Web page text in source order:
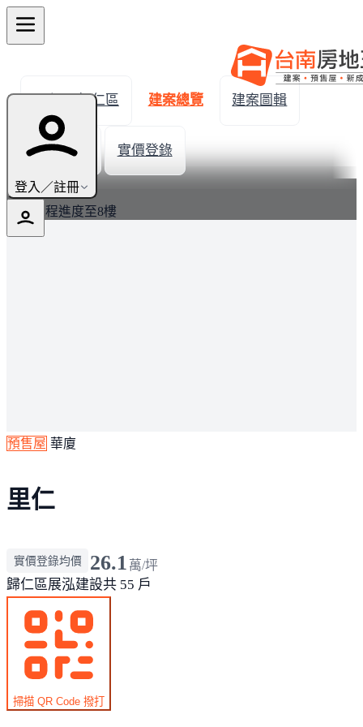
登入／註冊
← 返回歸仁區 建案總覽 建案圖輯
生活機能 實價登錄
最新
建案工程進度至8樓
預售屋 華廈
里仁
實價登錄均價 26.1 萬/坪
歸仁區展泓建設共 55 戶
掃描 QR Code 撥打